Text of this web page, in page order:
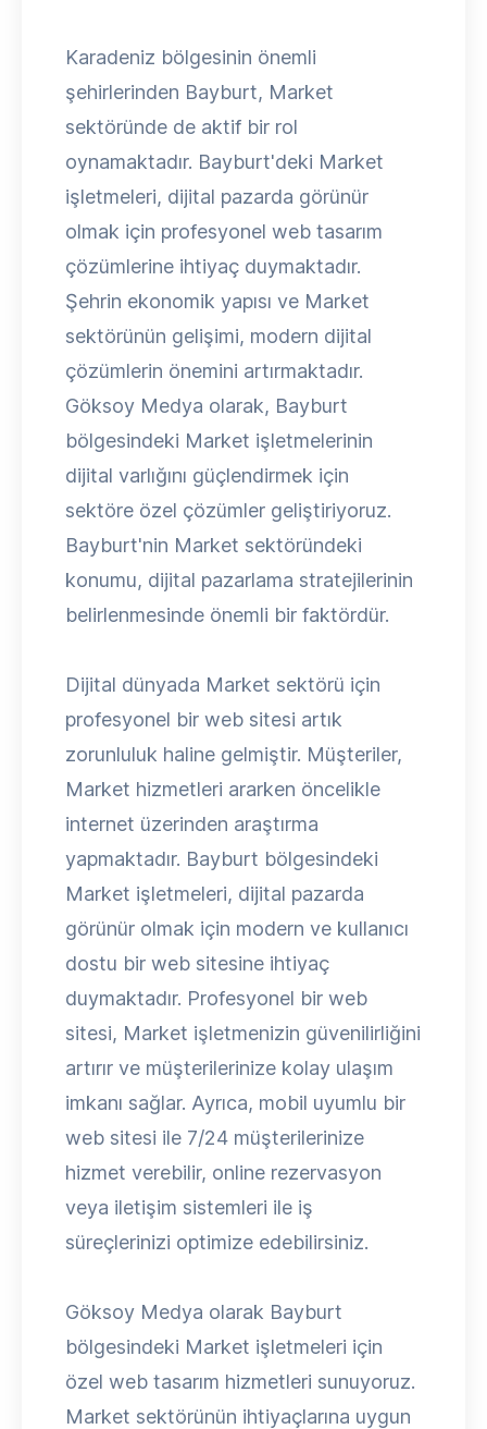
Karadeniz bölgesinin önemli
şehirlerinden Bayburt, Market
sektöründe de aktif bir rol
oynamaktadır. Bayburt'deki Market
işletmeleri, dijital pazarda görünür
olmak için profesyonel web tasarım
çözümlerine ihtiyaç duymaktadır.
Şehrin ekonomik yapısı ve Market
sektörünün gelişimi, modern dijital
çözümlerin önemini artırmaktadır.
Göksoy Medya olarak, Bayburt
bölgesindeki Market işletmelerinin
dijital varlığını güçlendirmek için
sektöre özel çözümler geliştiriyoruz.
Bayburt'nin Market sektöründeki
konumu, dijital pazarlama stratejilerinin
belirlenmesinde önemli bir faktördür.
Dijital dünyada Market sektörü için
profesyonel bir web sitesi artık
zorunluluk haline gelmiştir. Müşteriler,
Market hizmetleri ararken öncelikle
internet üzerinden araştırma
yapmaktadır. Bayburt bölgesindeki
Market işletmeleri, dijital pazarda
görünür olmak için modern ve kullanıcı
dostu bir web sitesine ihtiyaç
duymaktadır. Profesyonel bir web
sitesi, Market işletmenizin güvenilirliğini
artırır ve müşterilerinize kolay ulaşım
imkanı sağlar. Ayrıca, mobil uyumlu bir
web sitesi ile 7/24 müşterilerinize
hizmet verebilir, online rezervasyon
veya iletişim sistemleri ile iş
süreçlerinizi optimize edebilirsiniz.
Göksoy Medya olarak Bayburt
bölgesindeki Market işletmeleri için
özel web tasarım hizmetleri sunuyoruz.
Market sektörünün ihtiyaçlarına uygun